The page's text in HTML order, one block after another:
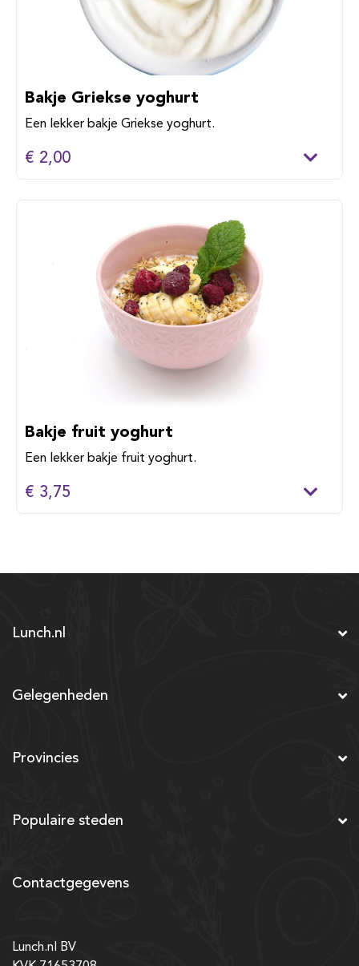
Bakje Griekse yoghurt
Een lekker bakje Griekse yoghurt.
€ 2,00
Bakje fruit yoghurt
Een lekker bakje fruit yoghurt.
€ 3,75
Lunch.nl
Gelegenheden
Provincies
Populaire steden
Contactgegevens
Lunch.nl BV